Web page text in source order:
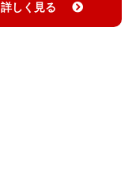
詳しく見る